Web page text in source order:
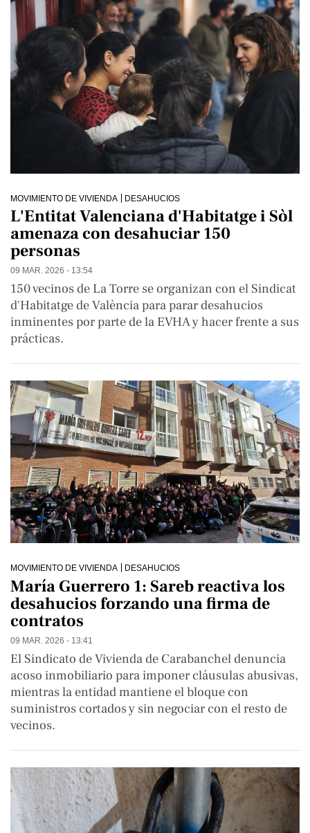
MOVIMIENTO DE VIVIENDA DESAHUCIOS
L'Entitat Valenciana d'Habitatge i Sòl
amenaza con desahuciar 150
personas
09 MAR. 2026 - 13:54
150 vecinos de La Torre se organizan con el Sindicat
d'Habitatge de València para parar desahucios
inminentes por parte de la EVHA y hacer frente a sus
prácticas.
MOVIMIENTO DE VIVIENDA DESAHUCIOS
María Guerrero 1: Sareb reactiva los
desahucios forzando una firma de
contratos
09 MAR. 2026 - 13:41
El Sindicato de Vivienda de Carabanchel denuncia
acoso inmobiliario para imponer cláusulas abusivas,
mientras la entidad mantiene el bloque con
suministros cortados y sin negociar con el resto de
vecinos.